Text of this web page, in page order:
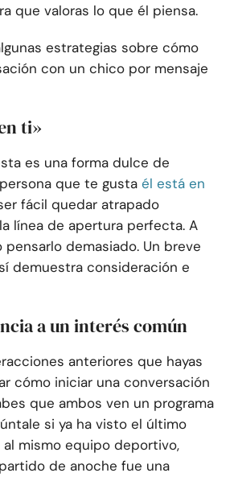
que valoras lo que él piensa.
estrategias sobre cómo
con un chico por mensaje
ti»
es una forma dulce de
que te gusta él está en
fácil quedar atrapado
línea de apertura perfecta. A
demasiado. Un breve
demuestra consideración e
a un interés común
anteriores que hayas
cómo iniciar una conversación
que ambos ven un programa
si ya ha visto el último
al mismo equipo deportivo,
de anoche fue una